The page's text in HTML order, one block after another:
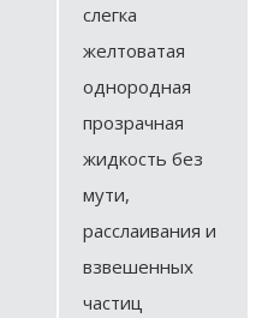
слегка
желтоватая
однородная
прозрачная
жидкость без
мути,
расслаивания и
взвешенных
частиц